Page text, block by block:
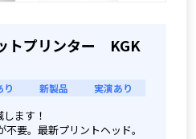
トプリンター KGK
り 新製品 実演あり
ます！
要。最新プリントヘッド。